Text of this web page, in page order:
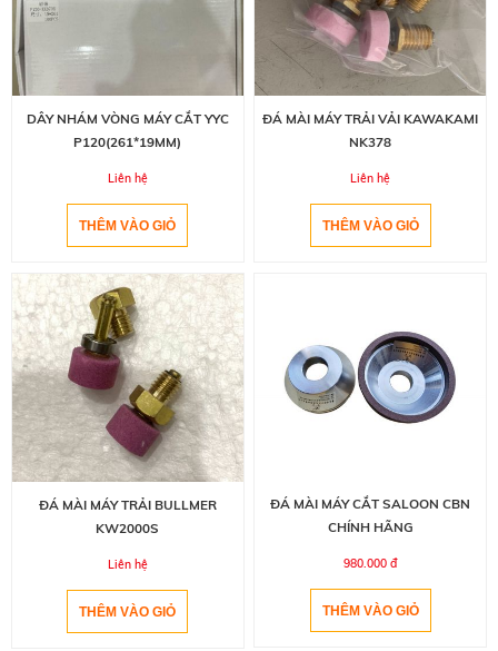
DÂY NHÁM VÒNG MÁY CẮT YYC
P120(261*19MM)
Liên hệ
ĐÁ MÀI MÁY TRẢI VẢI KAWAKAMI
NK378
Liên hệ
ĐÁ MÀI MÁY TRẢI BULLMER
KW2000S
Liên hệ
ĐÁ MÀI MÁY CẮT SALOON CBN
CHÍNH HÃNG
980.000 đ